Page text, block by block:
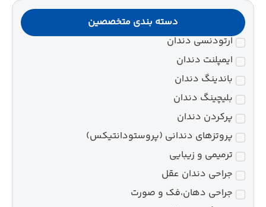
دسته بندی متخصصین
ارتودنسی دندان
ایمپلنت دندان
باندینگ دندان
بلیچینگ دندان
پرکردن دندان
پروتزهای دندانی (پروستودانتیکس)
ترمیمی و زیبایی
جراحی دندان عقل
جراحی دهان،فک و صورت